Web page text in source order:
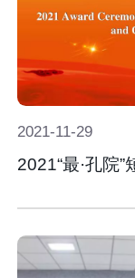
2021-11-29
2021“最·孔院